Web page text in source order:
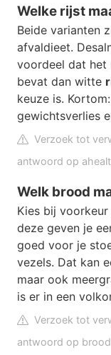
Welke rijst
Beide varianten
afvaldieet.
voordeel dat het
bevat dan witte
keuze is.
gewichtsverlies
Verzoek tot
antwoord op
Welk brood
Kies bij
deze geven je
goed voor je
vezels. Dat kan
maar ook
is er in een
Verzoek tot
antwoord op